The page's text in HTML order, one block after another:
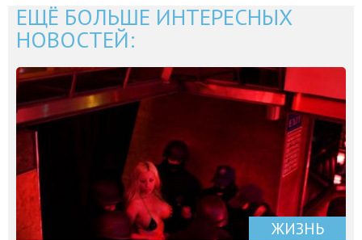
ЕЩЁ БОЛЬШЕ ИНТЕРЕСНЫХ
НОВОСТЕЙ:
ЖИЗНЬ